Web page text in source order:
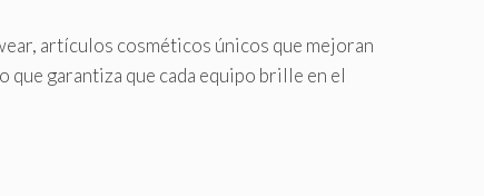
artículos cosméticos únicos que mejoran
garantiza que cada equipo brille en el